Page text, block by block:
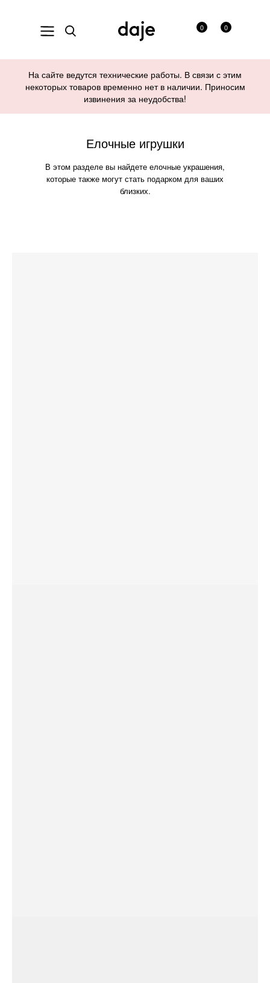
0
0
На сайте ведутся технические работы. В связи с этим
некоторых товаров временно нет в наличии. Приносим
извинения за неудобства!
В этом разделе вы найдете елочные украшения,
которые также могут стать подарком для ваших
близких.
Елочные игрушки